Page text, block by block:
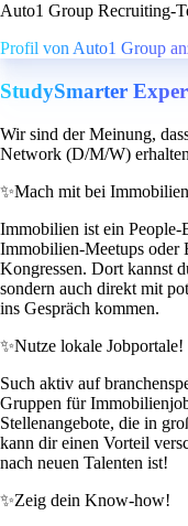
Auto1 Group Recruiting-
Profil von Auto1 Group
StudySmarter
Wir sind der Meinung,
Network (D/M/W)
✨Mach mit bei
Immobilien ist ein People-
Immobilien-Meetups oder
Kongressen. Dort kannst
sondern auch direkt mit
ins Gespräch kommen.
✨Nutze lokale Jobportale!
Such aktiv auf
Gruppen für
Stellenangebote, die in
kann dir einen Vorteil
nach neuen Talenten ist!
✨Zeig dein Know-how!